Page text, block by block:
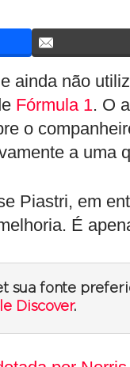
ainda não
Fórmula 1. O
o
a uma
Piastri, em
É
sua fonte
Discover.